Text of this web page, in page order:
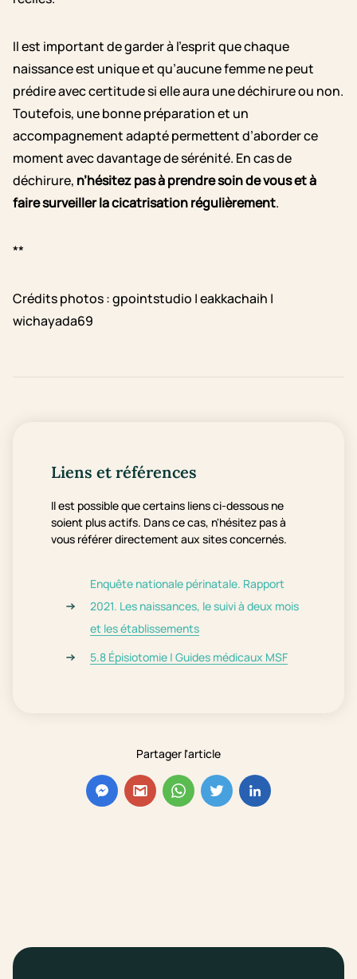
Partager l'article
Il est important de garder à l’esprit que chaque
naissance est unique et qu’aucune femme ne peut
prédire avec certitude si elle aura une déchirure ou non.
Toutefois, une bonne préparation et un
accompagnement adapté permettent d’aborder ce
moment avec davantage de sérénité. En cas de
déchirure, n’hésitez pas à prendre soin de vous et à
faire surveiller la cicatrisation régulièrement.
**
Crédits photos : gpointstudio | eakkachaih |
wichayada69
Liens et références
Il est possible que certains liens ci-dessous ne
soient plus actifs. Dans ce cas, n'hésitez pas à
vous référer directement aux sites concernés.
Enquête nationale périnatale. Rapport
2021. Les naissances, le suivi à deux mois
et les établissements
5.8 Épisiotomie | Guides médicaux MSF